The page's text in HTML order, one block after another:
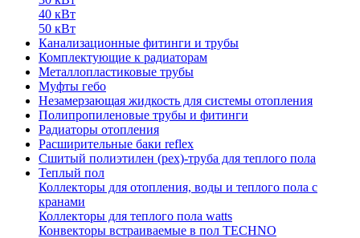
40 кВт
50 кВт
Канализационные фитинги и трубы
Комплектующие к радиаторам
Металлопластиковые трубы
Муфты гебо
Незамерзающая жидкость для системы отопления
Полипропиленовые трубы и фитинги
Радиаторы отопления
Расширительные баки reflex
Сшитый полиэтилен (pex)-труба для теплого пола
Теплый пол
Коллекторы для отопления, воды и теплого пола с
кранами
Коллекторы для теплого пола watts
Конвекторы встраиваемые в пол TECHNO